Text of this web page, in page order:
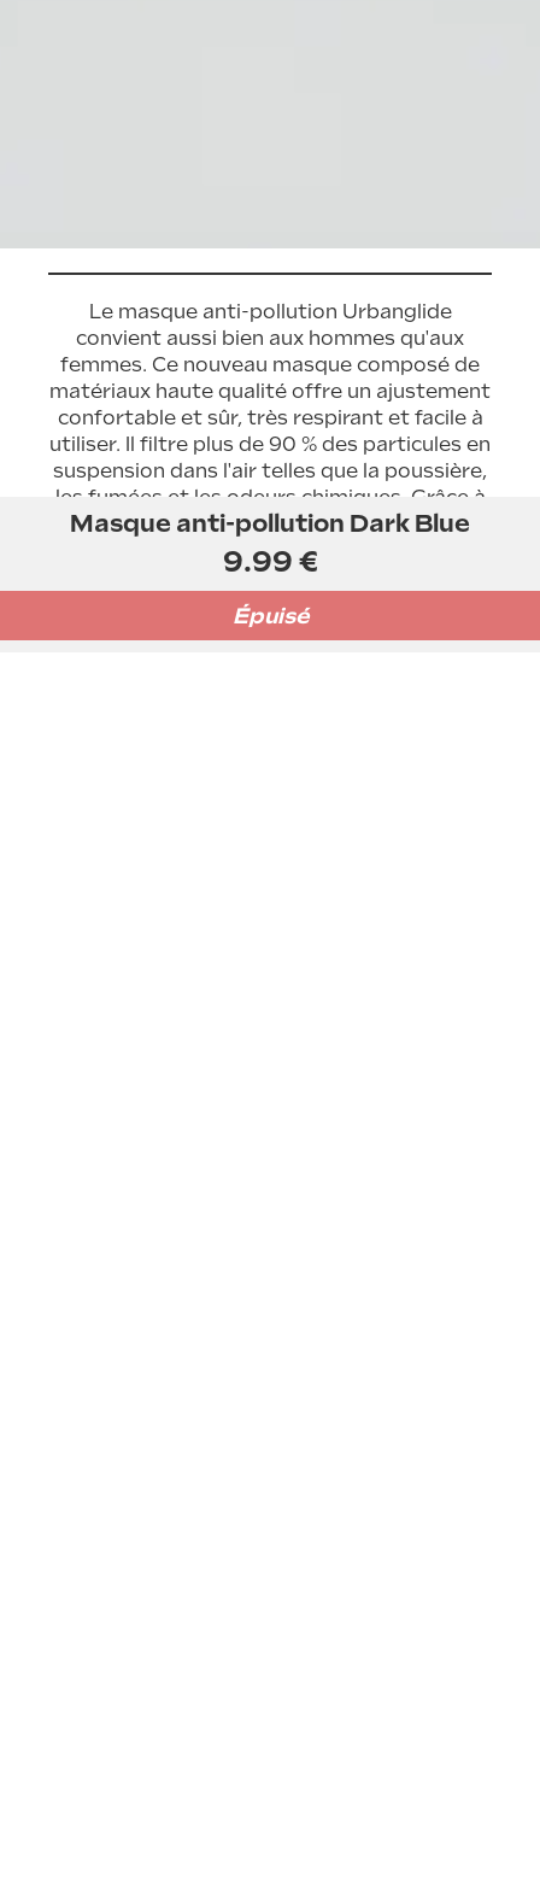
Masque anti-pollution Dark Blue
9.99 €
Épuisé
Le masque anti-pollution Urbanglide
convient aussi bien aux hommes qu'aux
femmes. Ce nouveau masque composé de
matériaux haute qualité offre un ajustement
confortable et sûr, très respirant et facile à
utiliser. Il filtre plus de 90 % des particules en
suspension dans l'air telles que la poussière,
les fumées et les odeurs chimiques. Grâce à
son double système d'attache, ajustez votre
masque comme il vous convient pour encore
plus de confort.